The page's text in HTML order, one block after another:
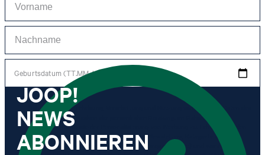
Geburtsdatum (TT.MM.JJJJ)
*Ich stimme der Erhebung, Verarbeitung und Nutzung von Tracking-Daten des
Newsletters zu Zwecken der persönlichen Beratung, im Rahmen des
Kundenservice sowie der Personalisierung von Werbung zu. Erhoben werden
Informationen zum Newsletter (Name des Newsletters, Kategorie des
Newsletters, Zeitpunkt des Versands, Öffnungszeitpunkt) und wann ich auf
JOOP!
NEWS
ABONNIEREN